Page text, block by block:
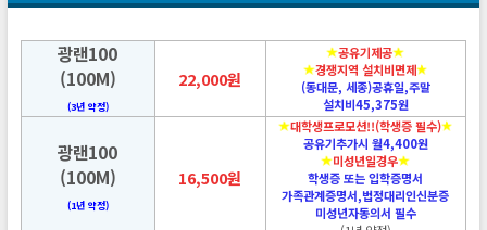
광랜100
(100M)
(3년 약정)
22,000원
공유기제공
경쟁지역 설치비면제
(동대문, 세종)공휴일,주말
설치비45,375원
광랜100
(100M)
(1년 약정)
16,500원
대학생프로모션!!(학생증 필수)
공유기추가시 월4,400원
미성년일경우
학생증 또는 입학증명서
가족관계증명서,법정대리인신분증
미성년자동의서 필수